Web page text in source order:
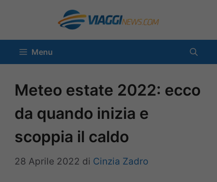
contenuto
Menu
Meteo estate 2022: ecco
da quando inizia e
scoppia il caldo
28 Aprile 2022 di Cinzia Zadro